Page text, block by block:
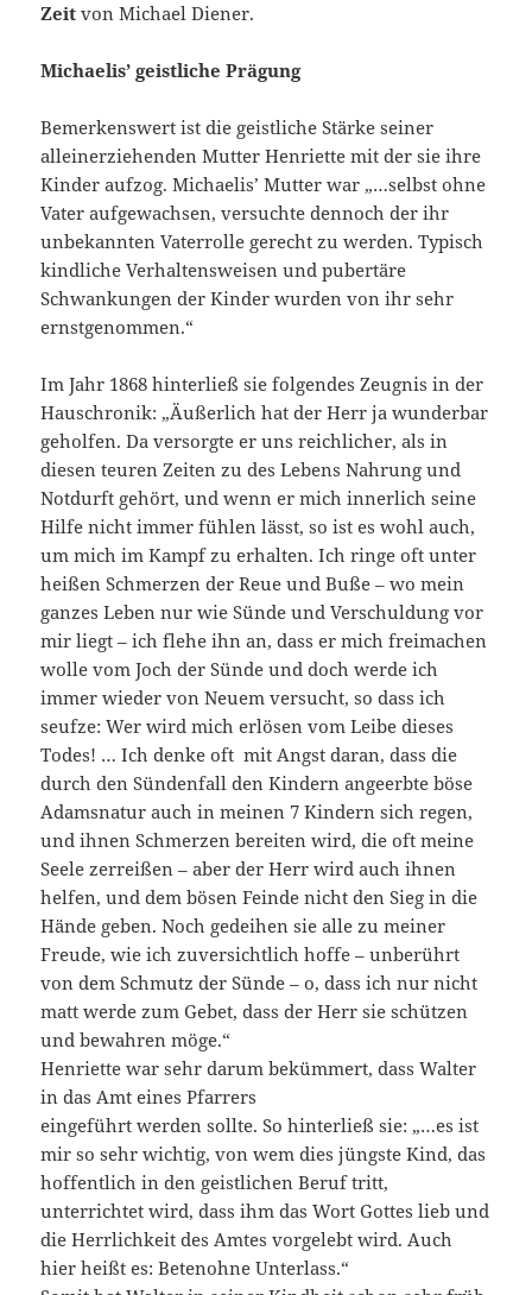
Zeit von Michael Diener.
Michaelis’ geistliche Prägung
Bemerkenswert ist die geistliche Stärke seiner
alleinerziehenden Mutter Henriette mit der sie ihre
Kinder aufzog. Michaelis’ Mutter war „…selbst ohne
Vater aufgewachsen, versuchte dennoch der ihr
unbekannten Vaterrolle gerecht zu werden. Typisch
kindliche Verhaltensweisen und pubertäre
Schwankungen der Kinder wurden von ihr sehr
ernstgenommen.“
Im Jahr 1868 hinterließ sie folgendes Zeugnis in der
Hauschronik: „Äußerlich hat der Herr ja wunderbar
geholfen. Da versorgte er uns reichlicher, als in
diesen teuren Zeiten zu des Lebens Nahrung und
Notdurft gehört, und wenn er mich innerlich seine
Hilfe nicht immer fühlen lässt, so ist es wohl auch,
um mich im Kampf zu erhalten. Ich ringe oft unter
heißen Schmerzen der Reue und Buße – wo mein
ganzes Leben nur wie Sünde und Verschuldung vor
mir liegt – ich flehe ihn an, dass er mich freimachen
wolle vom Joch der Sünde und doch werde ich
immer wieder von Neuem versucht, so dass ich
seufze: Wer wird mich erlösen vom Leibe dieses
Todes! … Ich denke oft mit Angst daran, dass die
durch den Sündenfall den Kindern angeerbte böse
Adamsnatur auch in meinen 7 Kindern sich regen,
und ihnen Schmerzen bereiten wird, die oft meine
Seele zerreißen – aber der Herr wird auch ihnen
helfen, und dem bösen Feinde nicht den Sieg in die
Hände geben. Noch gedeihen sie alle zu meiner
Freude, wie ich zuversichtlich hoffe – unberührt
von dem Schmutz der Sünde – o, dass ich nur nicht
matt werde zum Gebet, dass der Herr sie schützen
und bewahren möge.“
Henriette war sehr darum bekümmert, dass Walter
in das Amt eines Pfarrers
eingeführt werden sollte. So hinterließ sie: „…es ist
mir so sehr wichtig, von wem dies jüngste Kind, das
hoffentlich in den geistlichen Beruf tritt,
unterrichtet wird, dass ihm das Wort Gottes lieb und
die Herrlichkeit des Amtes vorgelebt wird. Auch
hier heißt es: Betenohne Unterlass.“